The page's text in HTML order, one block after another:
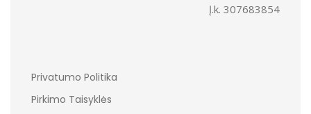
Į.k. 307683854
Privatumo Politika
Pirkimo Taisyklės